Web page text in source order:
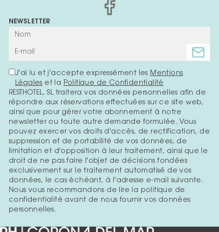
NEWSLETTER
J'ai lu et j'accepte expressément les Mentions
Légales et la Politique de Confidentialité
RESTHOTEL, SL traitera vos données personnelles afin de
répondre aux réservations effectuées sur ce site web,
ainsi que pour gérer votre abonnement à notre
newsletter ou toute autre demande formulée. Vous
pouvez exercer vos droits d'accès, de rectification, de
suppression et de portabilité de vos données, de
limitation et d'opposition à leur traitement, ainsi que le
droit de ne pas faire l'objet de décisions fondées
exclusivement sur le traitement automatisé de vos
données, le cas échéant, à l'adresse e-mail suivante.
Nous vous recommandons de lire la politique de
confidentialité avant de nous fournir vos données
personnelles.